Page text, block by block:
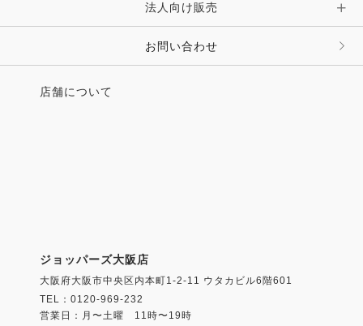
法人向け販売
お問い合わせ
店舗について
ジョッパーズ大阪店
大阪府大阪市中央区内本町1-2-11 ウタカビル6階601
TEL：0120-969-232
営業日：月〜土曜 11時〜19時